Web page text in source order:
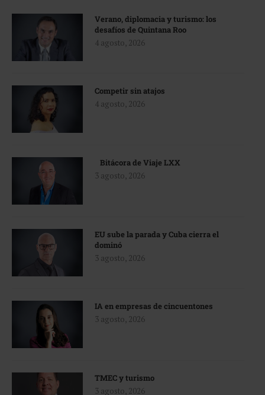
Verano, diplomacia y turismo: los
desafíos de Quintana Roo
4 agosto, 2026
Competir sin atajos
4 agosto, 2026
Bitácora de Viaje LXX
3 agosto, 2026
EU sube la parada y Cuba cierra el
dominó
3 agosto, 2026
IA en empresas de cincuentones
3 agosto, 2026
TMEC y turismo
3 agosto, 2026